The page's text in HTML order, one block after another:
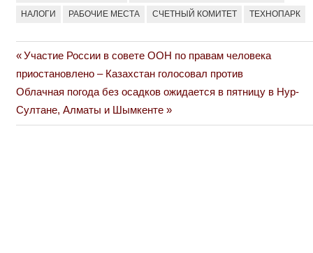
НАЛОГИ РАБОЧИЕ МЕСТА СЧЕТНЫЙ КОМИТЕТ ТЕХНОПАРК
Навигация
по
записям
Previous
Post:
Участие России в совете ООН по правам человека
приостановлено – Казахстан голосовал против
Next
Post:
Облачная погода без осадков ожидается в пятницу в Нур-
Султане, Алматы и Шымкенте